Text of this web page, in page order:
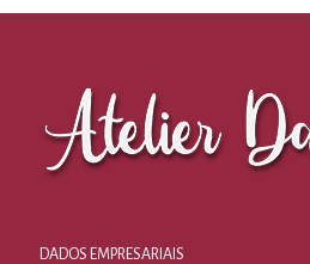
DADOS EMPRESARIAIS